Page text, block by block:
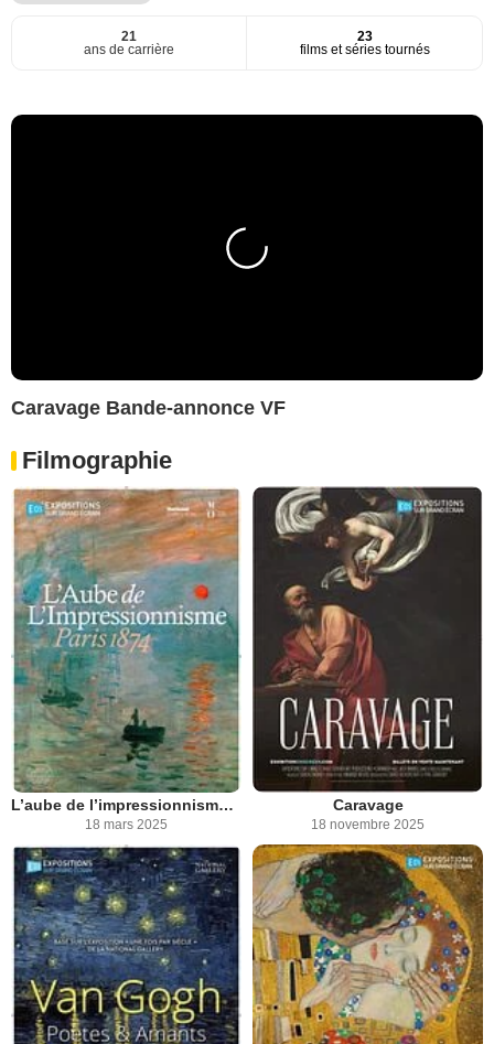
21
ans de carrière
23
films et séries tournés
Caravage Bande-annonce VF
Filmographie
L’aube de l’impressionnisme : Paris 1874
18 mars 2025
Caravage
18 novembre 2025